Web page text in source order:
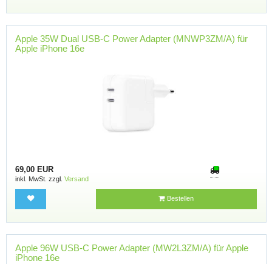
Apple 35W Dual USB-C Power Adapter (MNWP3ZM/A) für
Apple iPhone 16e
69,00 EUR
inkl. MwSt. zzgl. Versand
Bestellen
Apple 96W USB-C Power Adapter (MW2L3ZM/A) für Apple
iPhone 16e